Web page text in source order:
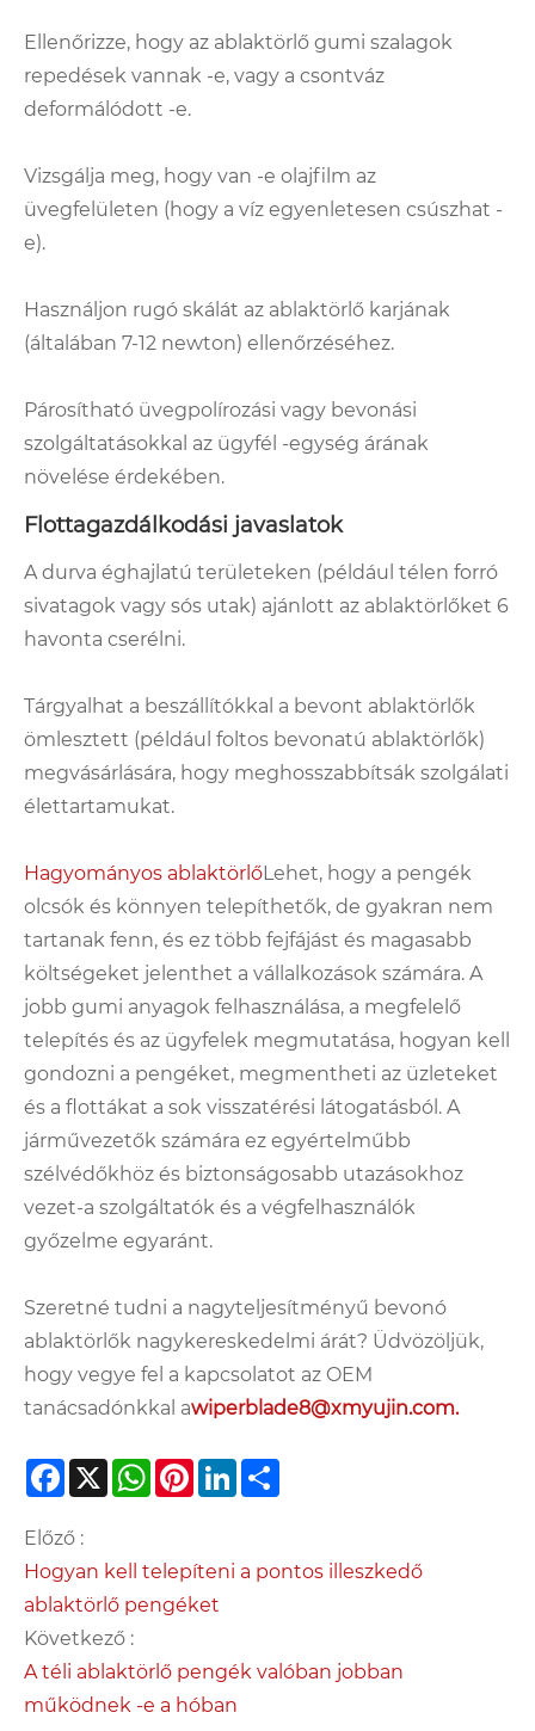
Ellenőrizze, hogy az ablaktörlő gumi szalagok
repedések vannak -e, vagy a csontváz
deformálódott -e.
Vizsgálja meg, hogy van -e olajfilm az
üvegfelületen (hogy a víz egyenletesen csúszhat -
e).
Használjon rugó skálát az ablaktörlő karjának
(általában 7-12 newton) ellenőrzéséhez.
Párosítható üvegpolírozási vagy bevonási
szolgáltatásokkal az ügyfél -egység árának
növelése érdekében.
Flottagazdálkodási javaslatok
A durva éghajlatú területeken (például télen forró
sivatagok vagy sós utak) ajánlott az ablaktörlőket 6
havonta cserélni.
Tárgyalhat a beszállítókkal a bevont ablaktörlők
ömlesztett (például foltos bevonatú ablaktörlők)
megvásárlására, hogy meghosszabbítsák szolgálati
élettartamukat.
Hagyományos ablaktörlőLehet, hogy a pengék
olcsók és könnyen telepíthetők, de gyakran nem
tartanak fenn, és ez több fejfájást és magasabb
költségeket jelenthet a vállalkozások számára. A
jobb gumi anyagok felhasználása, a megfelelő
telepítés és az ügyfelek megmutatása, hogyan kell
gondozni a pengéket, megmentheti az üzleteket
és a flottákat a sok visszatérési látogatásból. A
járművezetők számára ez egyértelműbb
szélvédőkhöz és biztonságosabb utazásokhoz
vezet-a szolgáltatók és a végfelhasználók
győzelme egyaránt.
Szeretné tudni a nagyteljesítményű bevonó
ablaktörlők nagykereskedelmi árát? Üdvözöljük,
hogy vegye fel a kapcsolatot az OEM
tanácsadónkkal awiperblade8@xmyujin.com.
Facebook
X WhatsApp
PinterestLinkedIn
Előző :
Hogyan kell telepíteni a pontos illeszkedő
ablaktörlő pengéket
Következő :
A téli ablaktörlő pengék valóban jobban
működnek -e a hóban